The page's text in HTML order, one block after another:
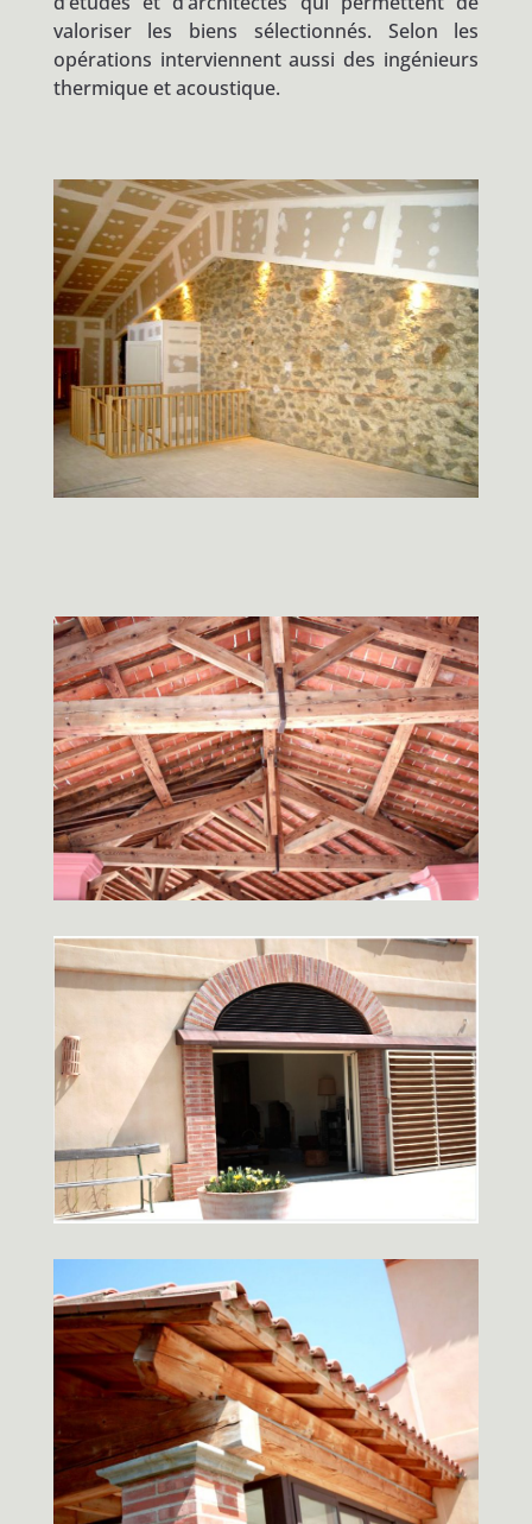
valoriser les biens sélectionnés. Selon les
opérations interviennent aussi des ingénieurs
thermique et acoustique.